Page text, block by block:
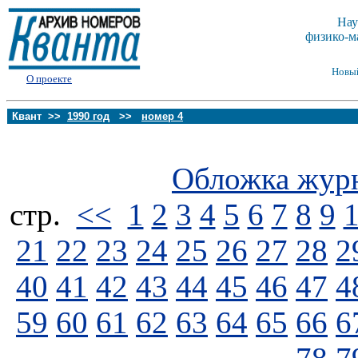
О проекте
физико-
Квант >> 1990 год >> номер 4
Обложка
стp. << 1 2 3 4 5 6 7 8 9
21 22 23 24 25 26 27 28
40 41 42 43 44 45 46 47
59 60 61 62 63 64 65 66